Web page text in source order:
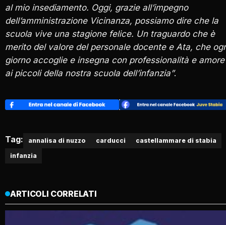
al mio insediamento. Oggi, grazie all’impegno
dell’amministrazione Vicinanza, possiamo dire che la
scuola vive una stagione felice. Un traguardo che è
merito del valore del personale docente e Ata, che
giorno accoglie e insegna con professionalità e amore
ai piccoli della nostra scuola dell’infanzia”.
Tag: annalisa di nuzzo carducci
castellammare di stabia
infanzia
ARTICOLI CORRELATI